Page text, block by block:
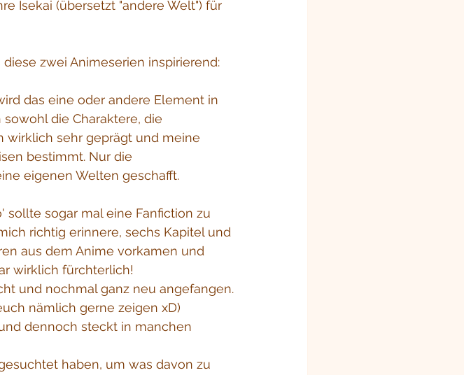
Isekai (übersetzt "andere Welt") für
zwei Animeserien inspirierend:
das eine oder andere Element in
die Charaktere, die
wirklich sehr geprägt und meine
bestimmt. Nur die
eigenen Welten geschafft.
sollte sogar mal eine Fanfiction zu
richtig erinnere, sechs Kapitel und
aus dem Anime vorkamen und
wirklich fürchterlich!
und nochmal ganz neu angefangen.
nämlich gerne zeigen xD)
dennoch steckt in manchen
haben, um was davon zu